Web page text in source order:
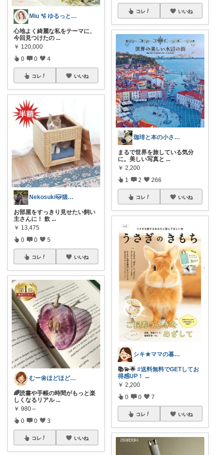
Miu 🫧 ゆるっと自分磨き。
心地よく綺麗な私をテーマに、
今回見つけたの ...
￥ 120,000
0 0 4
コレ いいね
Nekosuki🐱猫好きのへや
お部屋をすっきり見せたい飼い
主さんに！ 飲 ...
￥ 13,475
0 0 5
コレ いいね
むー🌼ほどほど生活🌼
🌈読書や手帳の時間がもっと楽
しくなるリアル ...
￥ 980～
0 0 3
コレ いいね
コレ いいね
珈琲と本の小さな喫茶店☕️📕
まるで世界を旅している気分
に。美しい写真と ...
￥ 2,200
1 2 266
コレ いいね
シキ★ママの暮らし、キッズ
📚💫🌟 #送料無料でGETしてお
得感UP！ ...
￥ 2,200
0 0 7
コレ いいね